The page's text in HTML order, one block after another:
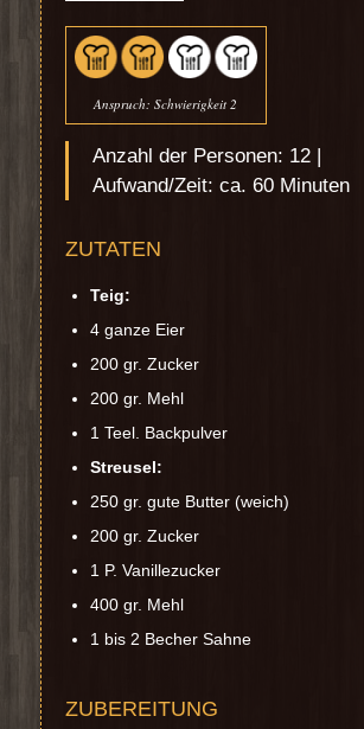
Anspruch: Schwierigkeit 2
Anzahl der Personen: 12 |
Aufwand/Zeit: ca. 60 Minuten
ZUTATEN
Teig:
4 ganze Eier
200 gr. Zucker
200 gr. Mehl
1 Teel. Backpulver
Streusel:
250 gr. gute Butter (weich)
200 gr. Zucker
1 P. Vanillezucker
400 gr. Mehl
1 bis 2 Becher Sahne
ZUBEREITUNG